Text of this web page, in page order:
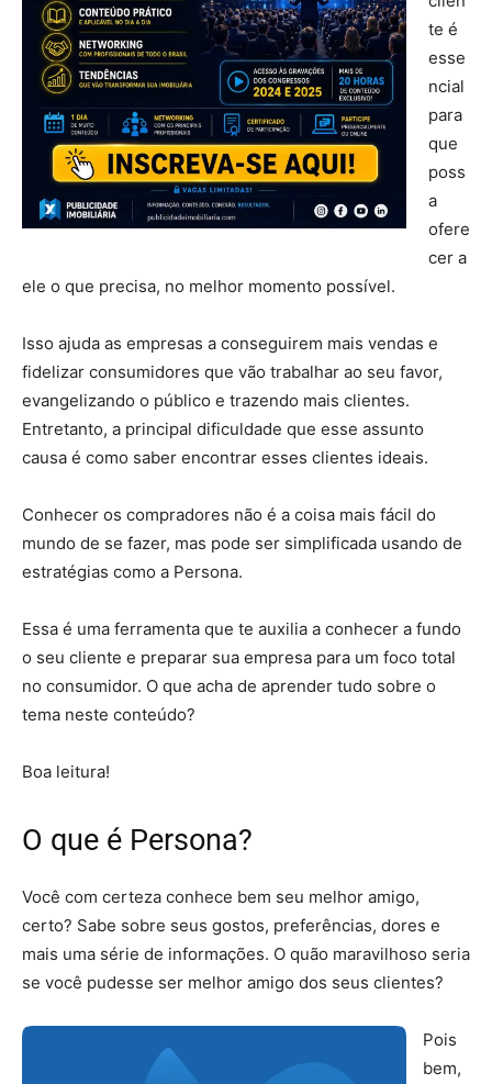
te é
esse
ncial
para
que
poss
a
ofere
cer a
ele o que precisa, no melhor momento possível.
Isso ajuda as empresas a conseguirem mais vendas e
fidelizar consumidores que vão trabalhar ao seu favor,
evangelizando o público e trazendo mais clientes.
Entretanto, a principal dificuldade que esse assunto
causa é como saber encontrar esses clientes ideais.
Conhecer os compradores não é a coisa mais fácil do
mundo de se fazer, mas pode ser simplificada usando de
estratégias como a Persona.
Essa é uma ferramenta que te auxilia a conhecer a fundo
o seu cliente e preparar sua empresa para um foco total
no consumidor. O que acha de aprender tudo sobre o
tema neste conteúdo?
Boa leitura!
O que é Persona?
Você com certeza conhece bem seu melhor amigo,
certo? Sabe sobre seus gostos, preferências, dores e
mais uma série de informações. O quão maravilhoso seria
se você pudesse ser melhor amigo dos seus clientes?
Pois
bem,